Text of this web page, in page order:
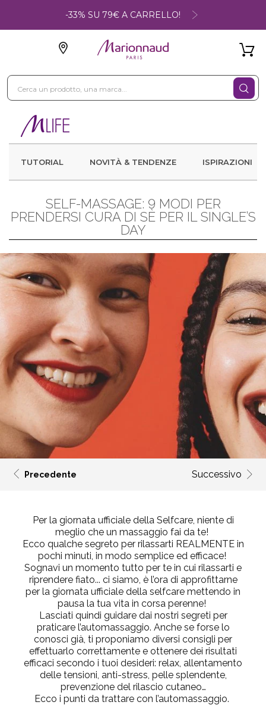
-33% SU 79€ A CARRELLO!
TUTORIAL NOVITÀ & TENDENZE ISPIRAZIONI
SELF-MASSAGE: 9 MODI PER
PRENDERSI CURA DI SÈ PER IL SINGLE’S
DAY
Precedente Successivo
Per la giornata ufficiale della Selfcare, niente di
meglio che un massaggio fai da te!
Ecco qualche segreto per rilassarti REALMENTE in
pochi minuti, in modo semplice ed efficace!
Sognavi un momento tutto per te in cui rilassarti e
riprendere fiato... ci siamo, è l’ora di approfittarne
per la giornata ufficiale della selfcare mettendo in
pausa la tua vita in corsa perenne!
Lasciati quindi guidare dai nostri segreti per
praticare l’automassaggio. Anche se forse lo
conosci già, ti proponiamo diversi consigli per
effettuarlo correttamente e ottenere dei risultati
efficaci secondo i tuoi desideri: relax, allentamento
delle tensioni, anti-stress, pelle splendente,
prevenzione del rilascio cutaneo…
Ecco i punti da trattare con l’automassaggio.